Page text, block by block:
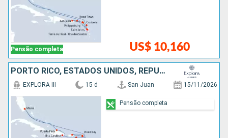
Pensão completa US$ 10,160
PORTO RICO, ESTADOS UNIDOS, REPUBLICA DOMINICANA, ANTIGUA E BARBUDA
EXPLORA III 15 d San Juan 15/11/2026
Pensão completa